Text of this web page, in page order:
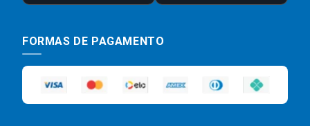
FORMAS DE PAGAMENTO